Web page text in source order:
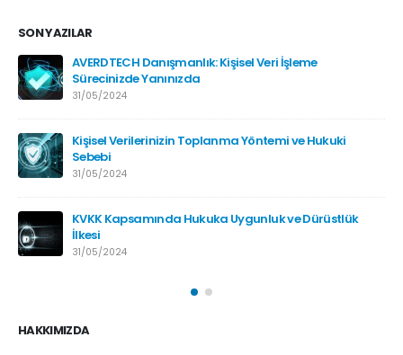
SON YAZILAR
AVERDTECH Danışmanlık: Kişisel Veri İşleme
Sürecinizde Yanınızda
31/05/2024
Kişisel Verilerinizin Toplanma Yöntemi ve Hukuki
Sebebi
31/05/2024
KVKK Kapsamında Hukuka Uygunluk ve Dürüstlük
İlkesi
31/05/2024
HAKKIMIZDA